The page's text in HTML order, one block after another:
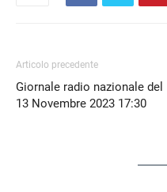
Articolo precedente
Giornale radio nazionale del
13 Novembre 2023 17:30